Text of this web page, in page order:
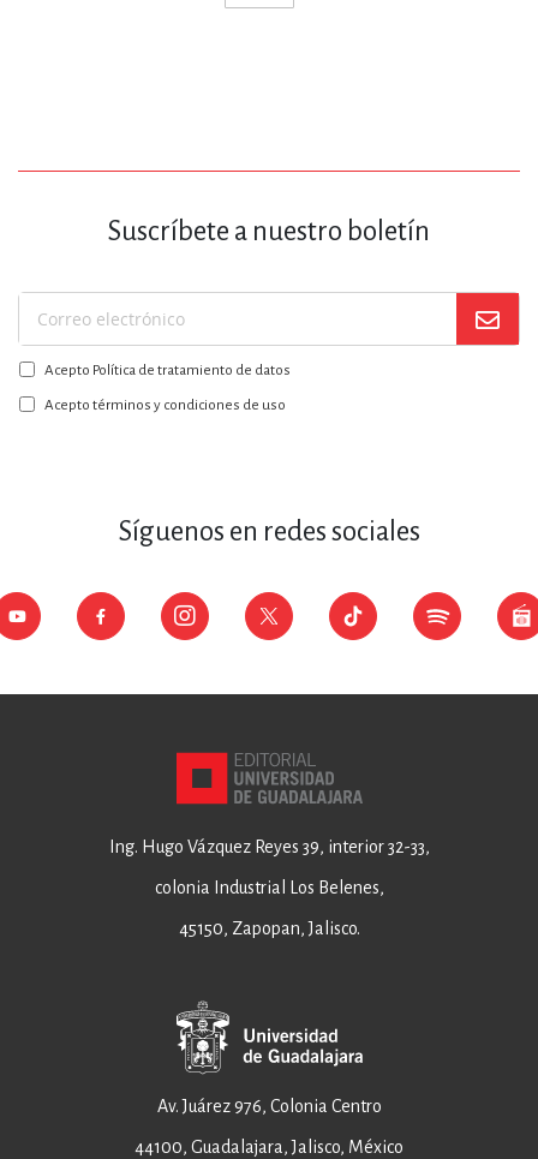
Suscríbete a nuestro boletín
Suscríbase
a
nuestro
boletín:
Acepto Política de tratamiento de datos
Acepto términos y condiciones de uso
Síguenos en redes sociales
Ing. Hugo Vázquez Reyes 39, interior 32-33,
colonia Industrial Los Belenes,
45150, Zapopan, Jalisco.
Av. Juárez 976, Colonia Centro
44100, Guadalajara, Jalisco, México